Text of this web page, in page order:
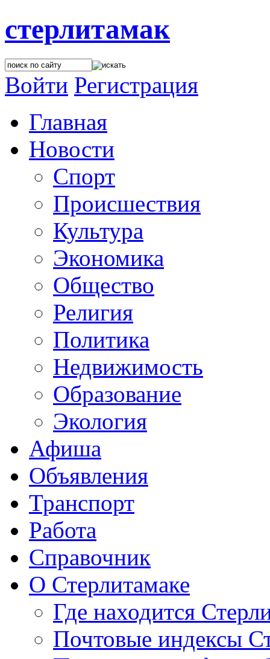
стерлитамак
Войти Регистрация
Главная
Новости
Спорт
Происшествия
Культура
Экономика
Общество
Религия
Политика
Недвижимость
Образование
Экология
Афиша
Объявления
Транспорт
Работа
Справочник
О Стерлитамаке
Где находится
Почтовые индексы